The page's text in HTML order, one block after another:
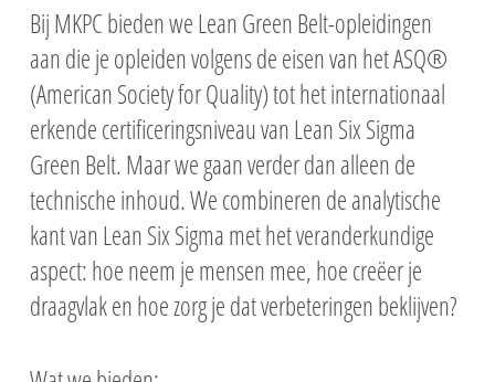
Bij MKPC bieden we Lean Green Belt-opleidingen
aan die je opleiden volgens de eisen van het ASQ®
(American Society for Quality) tot het internationaal
erkende certificeringsniveau van Lean Six Sigma
Green Belt. Maar we gaan verder dan alleen de
technische inhoud. We combineren de analytische
kant van Lean Six Sigma met het veranderkundige
aspect: hoe neem je mensen mee, hoe creëer je
draagvlak en hoe zorg je dat verbeteringen beklijven?